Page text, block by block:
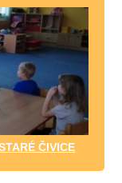
ČIVICE